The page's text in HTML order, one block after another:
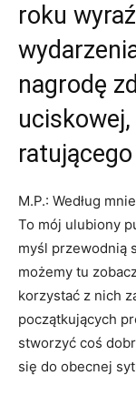
roku
nagrodę
M.P.: Według
To mój ulubiony
myśl przewodnią
możemy tu
korzystać z nich
początkujących
stworzyć coś
się do obecnej